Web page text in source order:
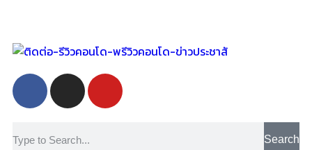
Search